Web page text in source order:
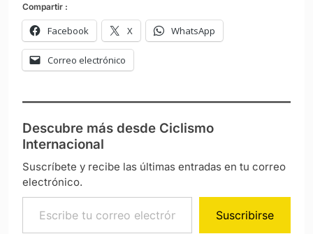
Compartir :
Facebook X WhatsApp
Correo electrónico
Descubre más desde Ciclismo
Internacional
Suscríbete y recibe las últimas entradas en tu correo
electrónico.
Escribe tu correo electrónico…
Suscribirse